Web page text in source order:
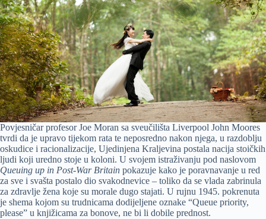
Povjesničar profesor Joe Moran sa sveučilišta Liverpool John Moores
tvrdi da je upravo tijekom rata te neposredno nakon njega, u razdoblju
oskudice i racionalizacije, Ujedinjena Kraljevina postala nacija stoičkih
ljudi koji uredno stoje u koloni. U svojem istraživanju pod naslovom
Queuing up in Post-War Britain pokazuje kako je poravnavanje u red
za sve i svašta postalo dio svakodnevice – toliko da se vlada zabrinula
za zdravlje žena koje su morale dugo stajati. U rujnu 1945. pokrenuta
je shema kojom su trudnicama dodijeljene oznake “Queue priority,
please” u knjižicama za bonove, ne bi li dobile prednost.